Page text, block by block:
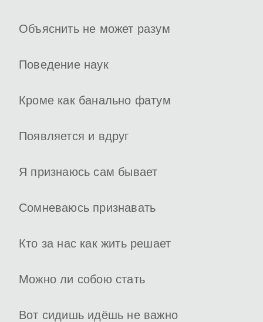
Объяснить не может разум
Поведение наук
Кроме как банально фатум
Появляется и вдруг
Я признаюсь сам бывает
Сомневаюсь признавать
Кто за нас как жить решает
Можно ли собою стать
Вот сидишь идёшь не важно